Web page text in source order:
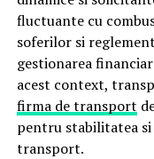
numărul și
structura
proporțiile în
integrarea
fluctuante cu
soferilor si
gestionarea
acest context,
firma de transport
pentru stabilitatea
transport.